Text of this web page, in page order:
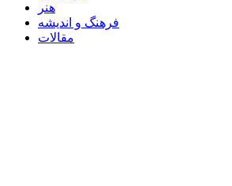
هنر
فرهنگ و اندیشه
مقالات